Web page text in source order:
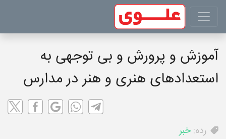
آموزش و پرورش و بی توجهی به
استعدادهای هنری و هنر در مدارس
رده: خبر